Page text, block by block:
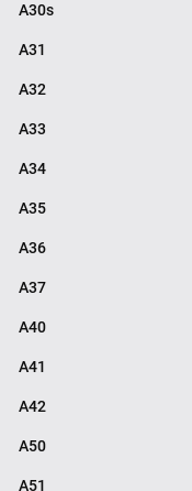
A30s
A31
A32
A33
A34
A35
A36
A37
A40
A41
A42
A50
A51